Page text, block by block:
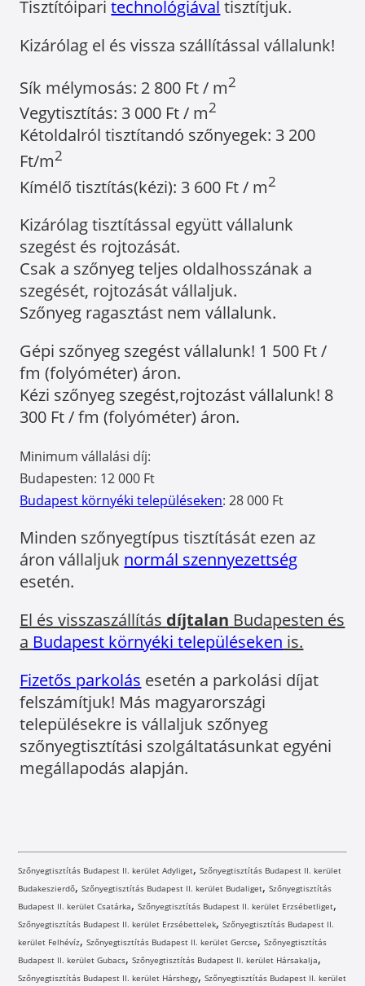
Tisztítóiparitechnológiával tisztítjuk.
Kizárólag el és vissza szállítással vállalunk!
Sík mélymosás: 2 800 Ft / m2
Vegytisztítás: 3 000 Ft / m2
Kétoldalról tisztítandó szőnyegek: 3 200
Ft/m2
Kímélő tisztítás(kézi): 3 600 Ft / m2
Kizárólag tisztítással együtt vállalunk
szegést és rojtozását.
Csak a szőnyeg teljes oldalhosszának a
szegését, rojtozását vállaljuk.
Szőnyeg ragasztást nem vállalunk.
Gépi szőnyeg szegést vállalunk! 1 500 Ft /
fm (folyóméter) áron.
Kézi szőnyeg szegést,rojtozást vállalunk! 8
300 Ft / fm (folyóméter) áron.
Minimum vállalási díj:
Budapesten: 12 000 Ft
Budapest környéki településeken: 28 000 Ft
Minden szőnyegtípus tisztítását ezen az
áron vállaljuk normál szennyezettség
esetén.
El és visszaszállítás díjtalan Budapesten és
a Budapest környéki településeken is.
Fizetős parkolás esetén a parkolási díjat
felszámítjuk! Más magyarországi
településekre is vállaljuk szőnyeg
szőnyegtisztítási szolgáltatásunkat egyéni
megállapodás alapján.
Szőnyegtisztítás Budapest II. kerület Adyliget,Szőnyegtisztítás Budapest II. kerület
Budakeszierdő,Szőnyegtisztítás Budapest II. kerület Budaliget,Szőnyegtisztítás
Budapest II. kerület Csatárka,Szőnyegtisztítás Budapest II. kerület Erzsébetliget,
Szőnyegtisztítás Budapest II. kerület Erzsébettelek,Szőnyegtisztítás Budapest II.
kerület Felhévíz,Szőnyegtisztítás Budapest II. kerület Gercse,Szőnyegtisztítás
Budapest II. kerület Gubacs,Szőnyegtisztítás Budapest II. kerület Hársakalja,
Szőnyegtisztítás Budapest II. kerület Hárshegy,Szőnyegtisztítás Budapest II. kerület